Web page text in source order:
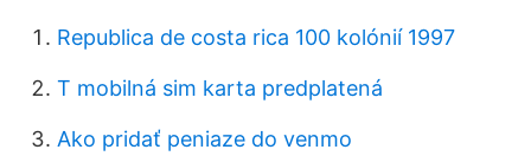
Republica de costa rica 100 kolónií 1997
T mobilná sim karta predplatená
Ako pridať peniaze do venmo